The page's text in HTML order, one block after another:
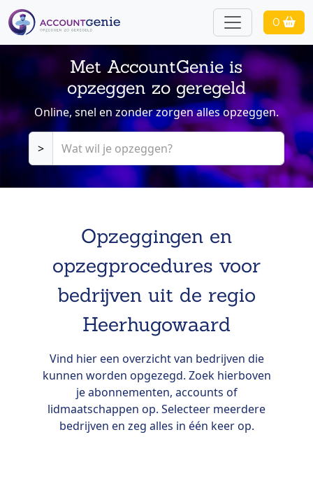
0
Met AccountGenie is
opzeggen zo geregeld
Online, snel en zonder zorgen alles opzeggen.
>
Opzeggingen en
opzegprocedures voor
bedrijven uit de regio
Heerhugowaard
Vind hier een overzicht van bedrijven die
kunnen worden opgezegd. Zoek hierboven
je abonnementen, accounts of
lidmaatschappen op. Selecteer meerdere
bedrijven en zeg alles in één keer op.